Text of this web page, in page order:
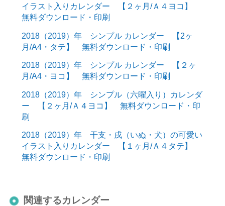
イラスト入りカレンダー 【２ヶ月/Ａ４ヨコ】
無料ダウンロード・印刷
2018（2019）年 シンプル カレンダー 【2ヶ
月/A4・タテ】 無料ダウンロード・印刷
2018（2019）年 シンプル カレンダー 【２ヶ
月/A4・ヨコ】 無料ダウンロード・印刷
2018（2019）年 シンプル（六曜入り）カレンダ
ー 【２ヶ月/Ａ４ヨコ】 無料ダウンロード・印
刷
2018（2019）年 干支・戌（いぬ・犬）の可愛い
イラスト入りカレンダー 【１ヶ月/Ａ４タテ】
無料ダウンロード・印刷
関連するカレンダー